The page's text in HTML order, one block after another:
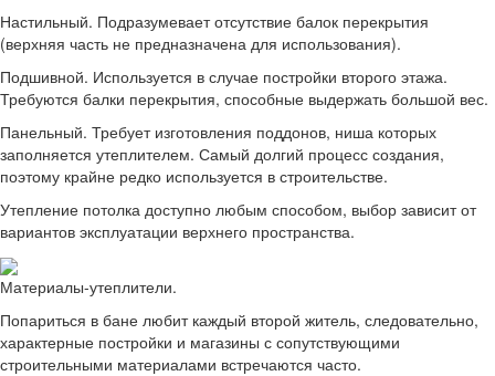
Настильный. Подразумевает отсутствие балок перекрытия
(верхняя часть не предназначена для использования).
Подшивной. Используется в случае постройки второго этажа.
Требуются балки перекрытия, способные выдержать большой вес.
Панельный. Требует изготовления поддонов, ниша которых
заполняется утеплителем. Самый долгий процесс создания,
поэтому крайне редко используется в строительстве.
Утепление потолка доступно любым способом, выбор зависит от
вариантов эксплуатации верхнего пространства.
Материалы-утеплители.
Попариться в бане любит каждый второй житель, следовательно,
характерные постройки и магазины с сопутствующими
строительными материалами встречаются часто.